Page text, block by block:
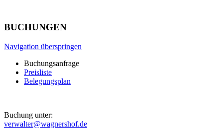
BUCHUNGEN
Navigation überspringen
Buchungsanfrage
Preisliste
Belegungsplan
Buchung unter:
verwalter@wagnershof.de